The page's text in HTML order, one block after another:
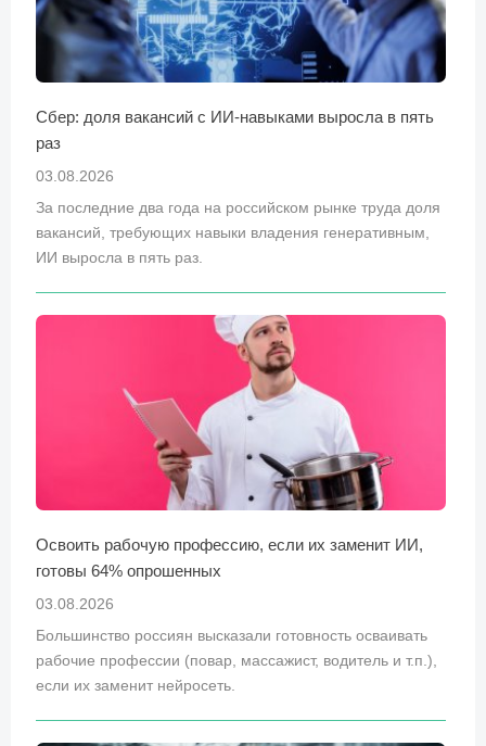
Сбер: доля вакансий с ИИ-навыками выросла в пять
раз
03.08.2026
За последние два года на российском рынке труда доля
вакансий, требующих навыки владения генеративным,
ИИ выросла в пять раз.
Освоить рабочую профессию, если их заменит ИИ,
готовы 64% опрошенных
03.08.2026
Большинство россиян высказали готовность осваивать
рабочие профессии (повар, массажист, водитель и т.п.),
если их заменит нейросеть.